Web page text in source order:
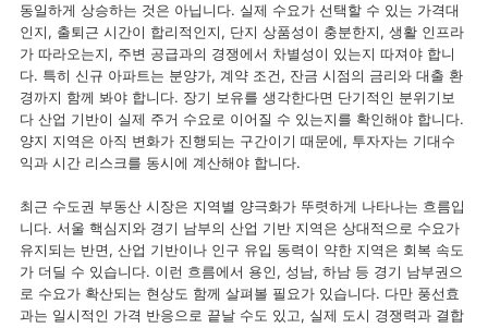
동일하게 상승하는 것은 아닙니다. 실제 수요가 선택할 수 있는 가격대
인지, 출퇴근 시간이 합리적인지, 단지 상품성이 충분한지, 생활 인프라
가 따라오는지, 주변 공급과의 경쟁에서 차별성이 있는지 따져야 합니
다. 특히 신규 아파트는 분양가, 계약 조건, 잔금 시점의 금리와 대출 환
경까지 함께 봐야 합니다. 장기 보유를 생각한다면 단기적인 분위기보
다 산업 기반이 실제 주거 수요로 이어질 수 있는지를 확인해야 합니다.
양지 지역은 아직 변화가 진행되는 구간이기 때문에, 투자자는 기대수
익과 시간 리스크를 동시에 계산해야 합니다.
최근 수도권 부동산 시장은 지역별 양극화가 뚜렷하게 나타나는 흐름입
니다. 서울 핵심지와 경기 남부의 산업 기반 지역은 상대적으로 수요가
유지되는 반면, 산업 기반이나 인구 유입 동력이 약한 지역은 회복 속도
가 더딜 수 있습니다. 이런 흐름에서 용인, 성남, 하남 등 경기 남부권으
로 수요가 확산되는 현상도 함께 살펴볼 필요가 있습니다. 다만 풍선효
과는 일시적인 가격 반응으로 끝날 수도 있고, 실제 도시 경쟁력과 결합